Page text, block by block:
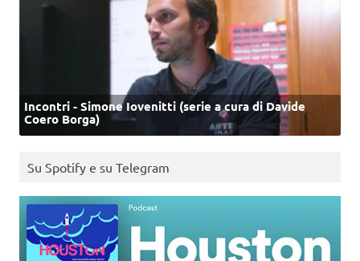
Incontri - Simone Iovenitti (serie a cura di Davide
Coero Borga)
Su Spotify e su Telegram